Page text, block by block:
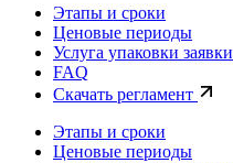
Этапы и сроки
Ценовые периоды
Услуга упаковки заявки
FAQ
Скачать регламент
Этапы и сроки
Ценовые периоды